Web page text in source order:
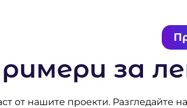
за
от нашите проекти. Разгледайте